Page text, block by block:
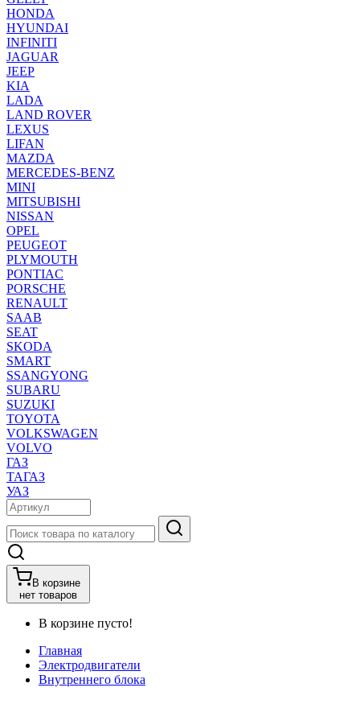
HONDA
HYUNDAI
INFINITI
JAGUAR
JEEP
KIA
LADA
LAND ROVER
LEXUS
LIFAN
MAZDA
MERCEDES-BENZ
MINI
MITSUBISHI
NISSAN
OPEL
PEUGEOT
PLYMOUTH
PONTIAC
PORSCHE
RENAULT
SAAB
SEAT
SKODA
SMART
SSANGYONG
SUBARU
SUZUKI
TOYOTA
VOLKSWAGEN
VOLVO
ГАЗ
ТАГАЗ
УАЗ
В корзине
нет товаров
В корзине пусто!
Главная
Электродвигатели
Внутреннего блока